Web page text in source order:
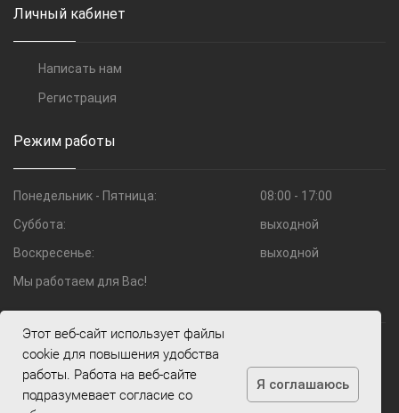
Личный кабинет
Написать нам
Регистрация
Режим работы
Понедельник - Пятница:
08:00 - 17:00
Суббота:
выходной
Воскресенье:
выходной
Мы работаем для Вас!
© 2009—2026 Компания Шоко.ru
Этот веб-сайт использует файлы
cookie для повышения удобства
работы. Работа на веб-сайте
подразумевает согласие со
Я соглашаюсь